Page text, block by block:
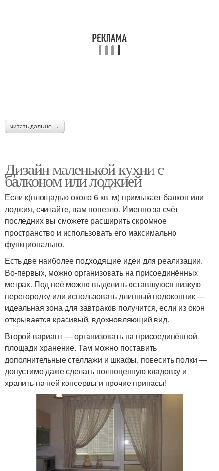
читать дальше →
Дизайн маленькой кухни с
балконом или лоджией
Если к(площадью около 6 кв. м) примыкает балкон или
лоджия, считайте, вам повезло. Именно за счёт
последних вы сможете расширить скромное
пространство и использовать его максимально
функционально.
Есть две наиболее подходящие идеи для реализации.
Во-первых, можно организовать на присоединённых
метрах. Под неё можно выделить оставшуюся низкую
перегородку или использовать длинный подоконник —
идеальная зона для завтраков получится, если из окон
открывается красивый, вдохновляющий вид.
Второй вариант — организовать на присоединённой
площади хранение. Там можно поставить
дополнительные стеллажи и шкафы, повесить полки —
допустимо даже сделать полноценную кладовку и
хранить на ней консервы и прочие припасы!